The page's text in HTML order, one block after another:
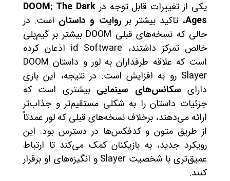
یکی از تغییرات قابل توجه درDOOM: The Dark
Ages، تاکید بیشتر بر روایت و داستان است. در
حالی که نسخه‌های قبلی DOOM بیشتر بر گیم‌پلی
خالص تمرکز داشتند، id Software اذعان کرده
است که علاقه طرفداران به لور و داستان DOOM
Slayer رو به افزایش است. در نتیجه، این بازی
دارای سکانس‌های سینمایی بیشتری است که
جزئیات داستان را به شکلی مستقیم‌تر و جذاب‌تر
ارائه می‌دهند، برخلاف نسخه‌های قبلی که لور عمدتاً
از طریق متون و کدفکس‌ها در دسترس بود. این
رویکرد جدید، به بازیکنان کمک می‌کند تا ارتباط
عمیق‌تری با شخصیت Slayer و انگیزه‌های او برقرار
کنند.